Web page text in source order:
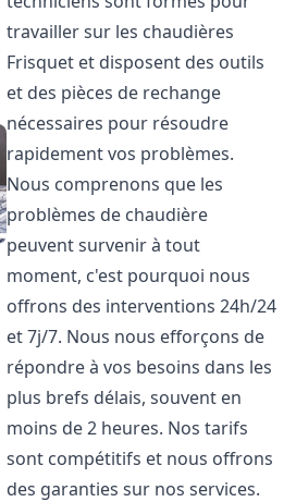
travailler sur les chaudières
Frisquet et disposent des outils
et des pièces de rechange
nécessaires pour résoudre
rapidement vos problèmes.
Nous comprenons que les
problèmes de chaudière
peuvent survenir à tout
moment, c'est pourquoi nous
offrons des interventions 24h/24
et 7j/7. Nous nous efforçons de
répondre à vos besoins dans les
plus brefs délais, souvent en
moins de 2 heures. Nos tarifs
sont compétitifs et nous offrons
des garanties sur nos services.